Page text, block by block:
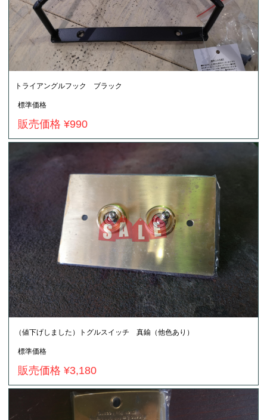
トライアングルフック ブラック
標準価格
販売価格 ¥990
（値下げしました）トグルスイッチ 真鍮（他色あり）
標準価格
販売価格 ¥3,180